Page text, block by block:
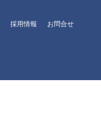
採用情報 お問合せ